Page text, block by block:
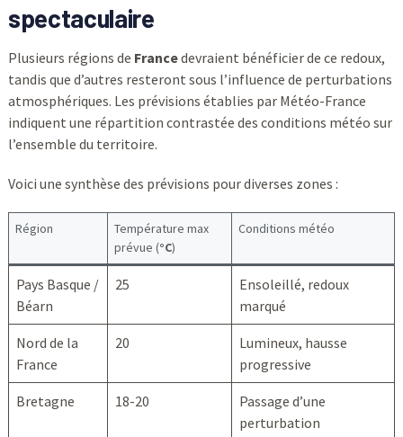
spectaculaire
Plusieurs régions de Francedevraient bénéficier de ce redoux,
tandis que d’autres resteront sous l’influence de perturbations
atmosphériques. Les prévisions établies par Météo-France
indiquent une répartition contrastée des conditions météo sur
l’ensemble du territoire.
Voici une synthèse des prévisions pour diverses zones :
Région
Température max
prévue (°C)
Conditions météo
Pays Basque /
Béarn
25
Ensoleillé, redoux
marqué
Nord de la
France
20
Lumineux, hausse
progressive
Bretagne 18-20
Passage d’une
perturbation